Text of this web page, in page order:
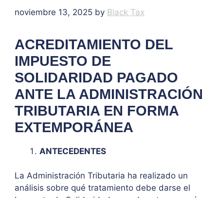
noviembre 13, 2025 by Black Tax
ACREDITAMIENTO DEL
IMPUESTO DE
SOLIDARIDAD PAGADO
ANTE LA ADMINISTRACIÓN
TRIBUTARIA EN FORMA
EXTEMPORÁNEA
ANTECEDENTES
La Administración Tributaria ha realizado un
análisis sobre qué tratamiento debe darse el